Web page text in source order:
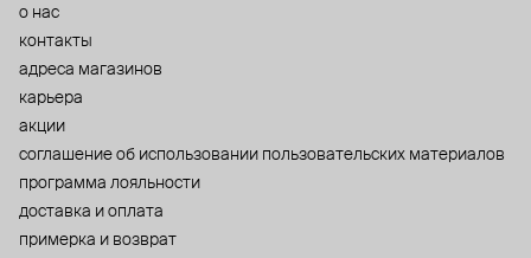
о нас
контакты
адреса магазинов
карьера
акции
cоглашение об использовании пользовательских материалов
программа лояльности
доставка и оплата
примерка и возврат